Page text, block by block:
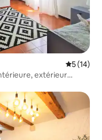
5 (14)
extérieur